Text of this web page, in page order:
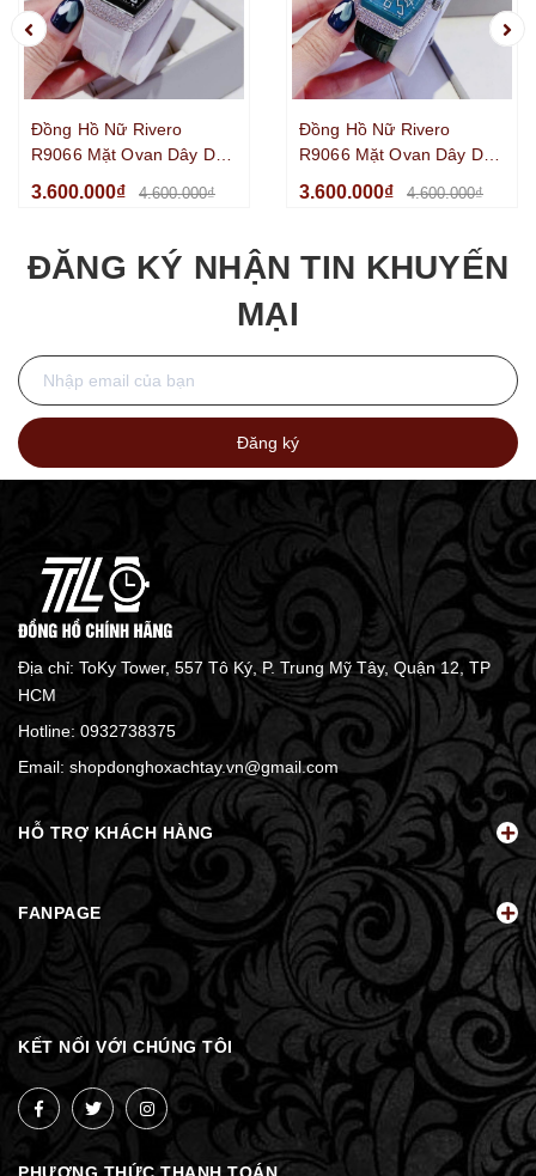
Đồng Hồ Nữ Rivero
R9066 Mặt Ovan Dây Da
32mm
3.600.000₫ 4.600.000₫
Đồng Hồ Nữ Rivero
R9066 Mặt Ovan Dây Da
Size 32mm
3.600.000₫ 4.600.000₫
ĐĂNG KÝ NHẬN TIN KHUYẾN
MẠI
Đăng ký
Địa chỉ: ToKy Tower, 557 Tô Ký, P. Trung Mỹ Tây, Quận 12, TP
HCM
Hotline: 0932738375
Email: shopdonghoxachtay.vn@gmail.com
HỖ TRỢ KHÁCH HÀNG
FANPAGE
KẾT NỐI VỚI CHÚNG TÔI